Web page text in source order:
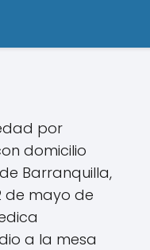
por
domicilio
Barranquilla,
de mayo de
a la mesa